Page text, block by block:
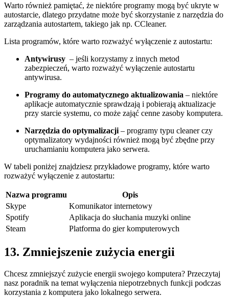
Warto również pamiętać, że niektóre programy mogą‌ być ukryte w
autostarcie, dlatego ⁢przydatne może⁣ być skorzystanie z narzędzia ⁣do
​zarządzania autostartem, takiego jak‌ np. CCleaner.
Lista‍ programów, które warto rozważyć ‍wyłączenie z autostartu:
Antywirusy ⁤ – jeśli korzystamy z innych metod
zabezpieczeń, warto rozważyć⁣ wyłączenie autostartu
‍antywirusa.
Programy do automatycznego aktualizowania – niektóre‌
aplikacje automatycznie sprawdzają ‍i ‍pobierają ⁤aktualizacje
przy ⁣starcie systemu, co może zająć cenne zasoby komputera.
Narzędzia do optymalizacji – programy typu cleaner czy‌
optymalizatory wydajności również mogą być zbędne przy⁣
uruchamianiu komputera jako ⁢serwera.
W tabeli poniżej znajdziesz przykładowe programy, które warto
rozważyć wyłączenie z autostartu:
Nazwa programu
Opis
Skype
Komunikator internetowy
Spotify
Aplikacja‍ do słuchania ⁤muzyki online
Steam
Platforma do gier komputerowych
13. Zmniejszenie zużycia energii
Chcesz zmniejszyć zużycie energii swojego komputera? ​Przeczytaj
nasz poradnik na temat⁤ wyłączenia niepotrzebnych funkcji podczas
‍korzystania z komputera jako ‌lokalnego ‌serwera.